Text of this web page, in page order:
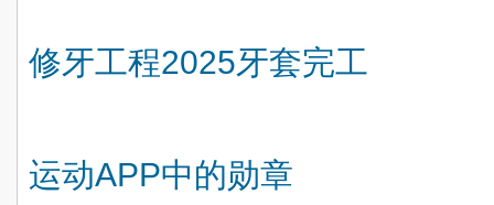
修牙工程2025牙套完工
运动APP中的勋章